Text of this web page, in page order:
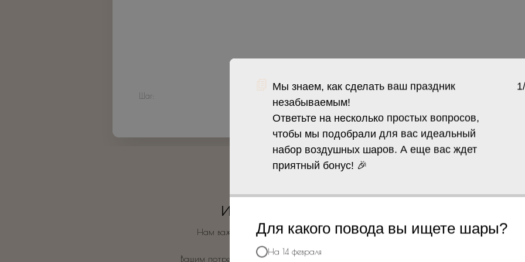
Мы знаем, как сделать ваш праздник
незабываемым!
Ответьте на несколько простых вопросов,
чтобы мы подобрали для вас идеальный
набор воздушных шаров. А еще вас ждет
приятный бонус! 🎉
Для какого повода вы ищете шары?
На 14 февраля
Шаг:
Нам важно, чтобы Вы получили уникальный
Вашим потребностям, в этом поможет опытный
Индивидуальный подход